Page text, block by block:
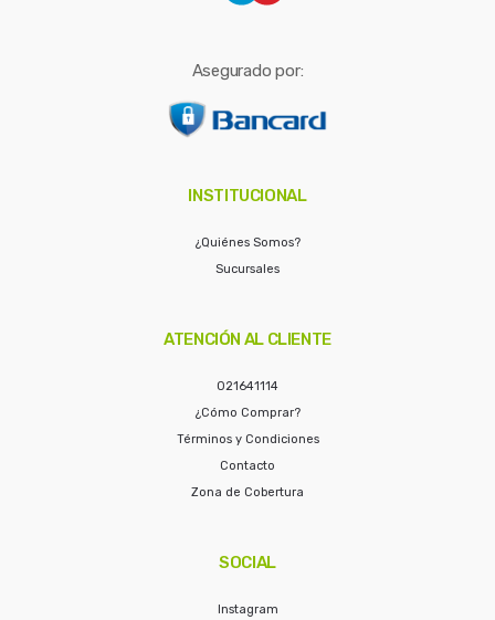
Asegurado por:
INSTITUCIONAL
¿Quiénes Somos?
Sucursales
ATENCIÓN AL CLIENTE
021641114
¿Cómo Comprar?
Términos y Condiciones
Contacto
Zona de Cobertura
SOCIAL
Instagram